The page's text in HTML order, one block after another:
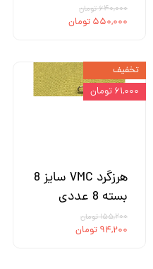
۶۴۰,۰۰۰ تومان
۵۵۰,۰۰۰ تومان
هرزگرد VMC سایز 8
بسته 8 عددی
۱۵۵,۲۰۰ تومان
۹۴,۲۰۰ تومان
تخفیف
۶۱,۰۰۰ تومان